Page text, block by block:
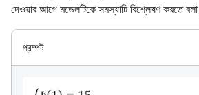
দেওয়ার আগে মডেলটিকে সমস্যাটি বিশ্লেষণ করতে
প্রম্পট